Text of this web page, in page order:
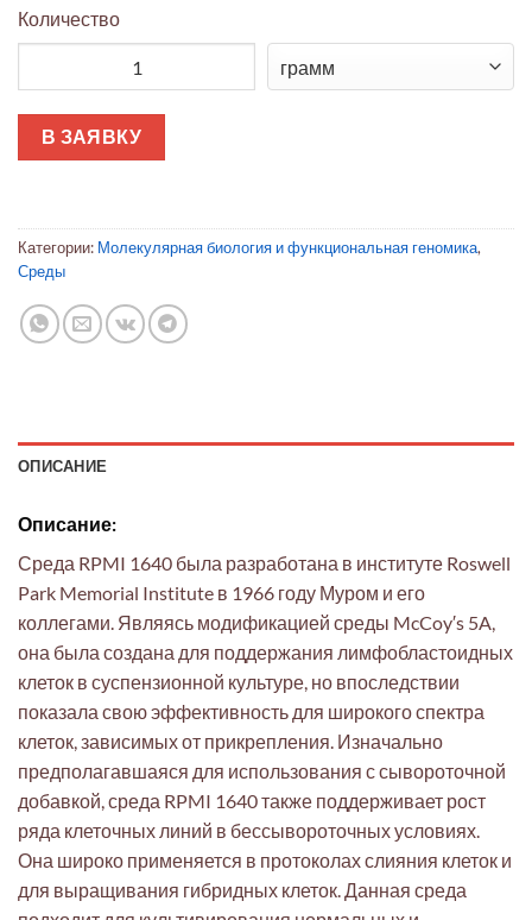
Количество
В ЗАЯВКУ
Категории: Молекулярная биология и функциональная геномика,
Среды
ОПИСАНИЕ
Описание:
Среда RPMI 1640 была разработана в институте Roswell
Park Memorial Institute в 1966 году Муром и его
коллегами. Являясь модификацией среды McCoy′s 5A,
она была создана для поддержания лимфобластоидных
клеток в суспензионной культуре, но впоследствии
показала свою эффективность для широкого спектра
клеток, зависимых от прикрепления. Изначально
предполагавшаяся для использования с сывороточной
добавкой, среда RPMI 1640 также поддерживает рост
ряда клеточных линий в бессывороточных условиях.
Она широко применяется в протоколах слияния клеток и
для выращивания гибридных клеток. Данная среда